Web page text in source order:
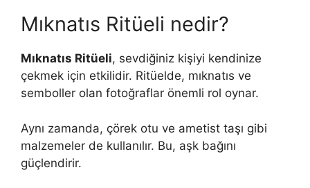
Mıknatıs Ritüeli nedir?
Mıknatıs Ritüeli, sevdiğiniz kişiyi kendinize
çekmek için etkilidir. Ritüelde, mıknatıs ve
semboller olan fotoğraflar önemli rol oynar.
Aynı zamanda, çörek otu ve ametist taşı gibi
malzemeler de kullanılır. Bu, aşk bağını
güçlendirir.